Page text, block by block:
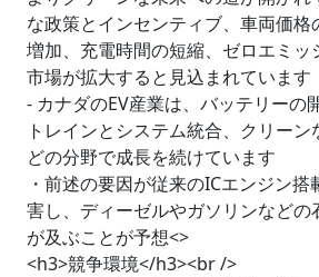
な政策とインセンティブ、車両価
増加、充電時間の短縮、ゼロエミッ
市場が拡大すると見込まれています
- カナダのEV産業は、バッテリーの
トレインとシステム統合、クリー
どの分野で成長を続けています
・前述の要因が従来のICエンジン
害し、ディーゼルやガソリンなどの
が及ぶことが予想<>
<h3>競争環境</h3><br />